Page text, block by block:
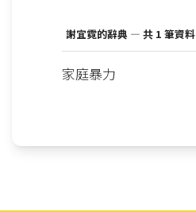
謝宜霓的辭典 — 共 1 筆資料
家庭暴力